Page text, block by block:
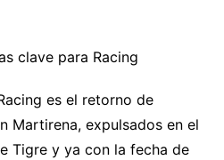
clave para Racing
es el retorno de
Martirena, expulsados en el
Tigre y ya con la fecha de